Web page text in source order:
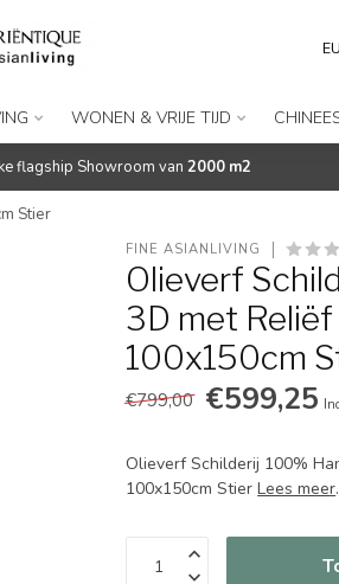
WONEN & VRIJE TIJD
flagship Showroom van 2000 m2
Stier
FINE ASIANLIVING
Olieverf
3D met
100x150cm
€799,00 €599,25
Olieverf Schilderij 100%
100x150cm StierLees meer.